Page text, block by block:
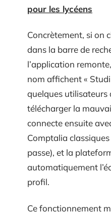
pour les lycéens
Concrètement, si on
dans la barre de
l’application
nom affichent «
quelques utilisateurs
télécharger la
connecte ensuite
Comptalia
passe), et la
automatiquement
profil.
Ce fonctionnement